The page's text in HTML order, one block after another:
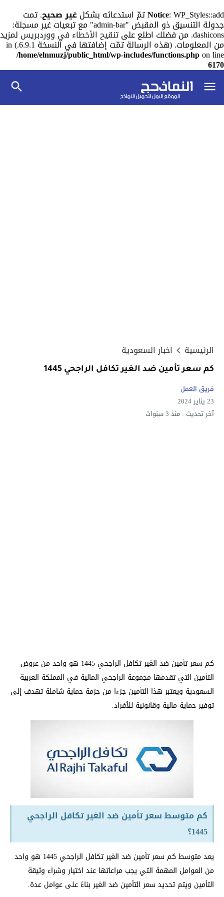
Notice: WP_Styles::add تمّ استدعائه بشكل غير صحيح. تمت
جدولة التنسيق ذو المقبض "admin-bar" مع تبعيات غير مسجلة:
dashicons. من فضلك اطلع على تنقيح الأخطاء في ووردبريس لمزيد
من المعلومات. (هذه الرسالة تمّت إضافتها في النسخة 6.9.1.) in
/home/elnmuzj/public_html/wp-includes/functions.phpon line
6170
الرئيسية اخبار السعودية
كم سعر تأمين ضد الغير تكافل الراجحي 1445
فريق العمل
23 يناير 2024
آخر تحديث : منذ 3 سنوات
كم سعر تأمين ضد الغير تكافل الراجحي 1445 هو واحد من عروض
التأمين التي تقدمها مجموعة الراجحي المالية في المملكة العربية
السعودية ويعتبر هذا التأمين جزءا من حزمة حماية شاملة تهدف إلى
توفير حماية مالية وقانونية للأفراد.
كم متوسط سعر تأمين ضد الغير تكافل الراجحي
1445؟
يعد متوسط كم سعر تأمين ضد الغير تكافل الراجحي 1445 هو واحد
من العوامل المهمة التي يجب مراعاتها عند اختيار وشراء وثيقة
التأمين ويتم تحديد سعر التأمين ضد الغير بناءً على عوامل عدة.